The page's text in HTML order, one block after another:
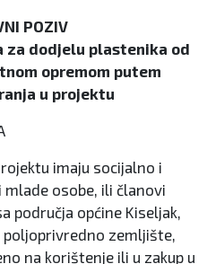
POZIV
za dodjelu plastenika od
opremom putem
u projektu
imaju socijalno i
osobe, ili članovi
područja općine Kiseljak,
zemljište,
na korištenje ili u zakup u